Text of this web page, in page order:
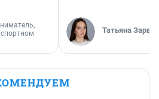
Татьяна Зарва